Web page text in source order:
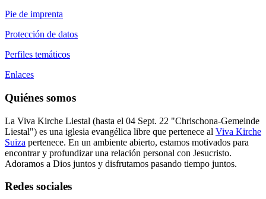
Pie de imprenta
Protección de datos
Perfiles temáticos
Enlaces
Quiénes somos
La Viva Kirche Liestal (hasta el 04 Sept. 22 "Chrischona-Gemeinde
Liestal") es una iglesia evangélica libre que pertenece al Viva Kirche
Suiza pertenece. En un ambiente abierto, estamos motivados para
encontrar y profundizar una relación personal con Jesucristo.
Adoramos a Dios juntos y disfrutamos pasando tiempo juntos.
Redes sociales